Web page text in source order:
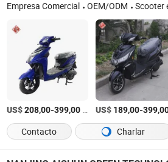
Empresa Comercial OEM/ODM Scooter eléctrico, motocicleta eléctrica,
US$208,00-399,00 US$ 189,00-
Contacto
Charlar